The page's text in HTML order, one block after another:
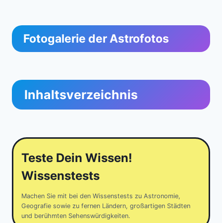
Fotogalerie der Astrofotos
Inhaltsverzeichnis
Teste Dein Wissen!
Wissenstests
Machen Sie mit bei den Wissenstests zu Astronomie,
Geografie sowie zu fernen Ländern, großartigen Städten
und berühmten Sehenswürdigkeiten.